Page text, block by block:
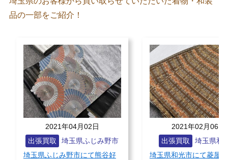
品の一部をご紹介！
2021年02月06日
出張買取
埼玉県和光市
埼玉県和光市にて菱屋善兵衛
2021年01月
出張買取
埼玉
埼玉県川口市にて